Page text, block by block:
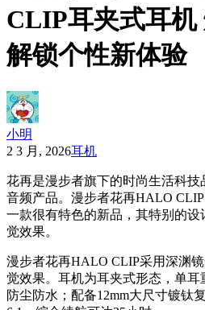
CLIP耳夹式耳机
解锁个性新体验
小明
2 3 月, 2026耳机
花再是漫步者旗下的时尚生活科
音频产品。漫步者花再HALO
一款很有特色的新品，其特别的
觉效果。
漫步者花再HALO CLIP采用深渊
觉效果。耳机为耳夹式形态，单耳
防尘防水；配备12mm大尺寸镀钛